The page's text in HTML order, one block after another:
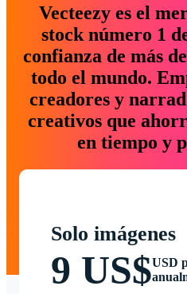
Vecteezy es el
stock número 1
confianza de más
todo el mundo.
creadores y
creativos que
en tiempo y
Solo imágenes
9 US$USD